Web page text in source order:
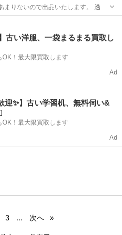
ないので出品いたします。 透明
底石、多肉植物用の砂を入れてあり
古い洋服、一袋まるまる買取し
OK！最大限買取します
Ad
迎✨】古い学習机、無料伺い&
OK！最大限買取します
Ad
3 ... 次へ